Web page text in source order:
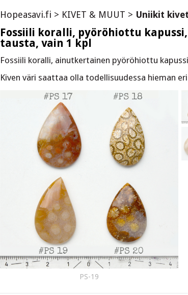
Hopeasavi.fi > KIVET & MUUT > Uniikit
Fossiili koralli, pyöröhiottu
tausta, vain 1 kpl
Fossiili koralli, ainutkertainen pyöröhiottu
Kiven väri saattaa olla todellisuudessa hieman
PS-19